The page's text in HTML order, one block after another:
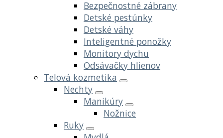
Bezpečnostné zábrany
Detské pestúnky
Detské váhy
Inteligentné ponožky
Monitory dychu
Odsávačky hlienov
Telová kozmetika
Nechty
Manikúry
Nožnice
Ruky